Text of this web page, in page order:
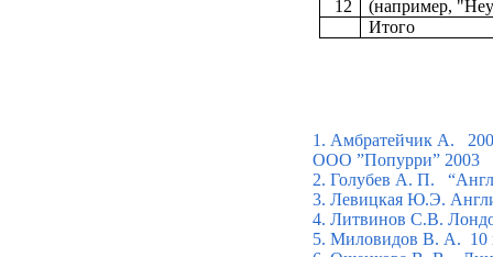
12
(например,
Итого
1. Амбратейчик А.
ООО ”Попурри” 2003
2. Голубев А. П.
3. Левицкая Ю.Э.
4. Литвинов С.В.
5. Миловидов В. А. 10